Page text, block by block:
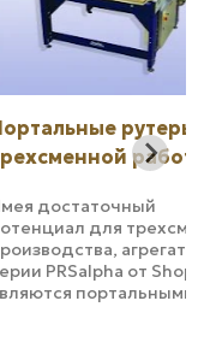
Портальные
Onsrud с
управлением
С использованием
программного
автоматизированно